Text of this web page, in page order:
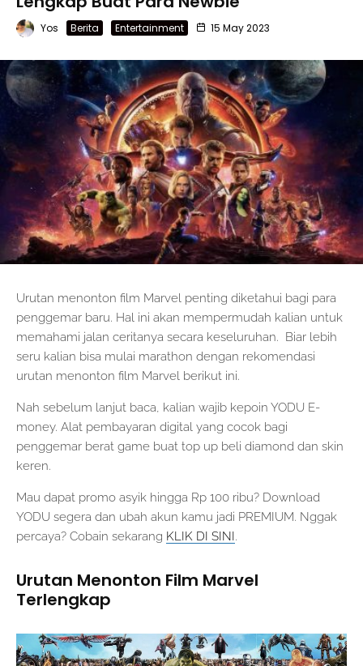
Yos Berita Entertainment 15 May 2023
Urutan menonton film Marvel penting diketahui bagi para
penggemar baru. Hal ini akan mempermudah kalian untuk
memahami jalan ceritanya secara keseluruhan. Biar lebih
seru kalian bisa mulai marathon dengan rekomendasi
urutan menonton film Marvel berikut ini.
Nah sebelum lanjut baca, kalian wajib kepoin YODU E-
money. Alat pembayaran digital yang cocok bagi
penggemar berat game buat top up beli diamond dan skin
keren.
Mau dapat promo asyik hingga Rp 100 ribu? Download
YODU segera dan ubah akun kamu jadi PREMIUM. Nggak
percaya? Cobain sekarang KLIK DI SINI.
Urutan Menonton Film Marvel
Terlengkap